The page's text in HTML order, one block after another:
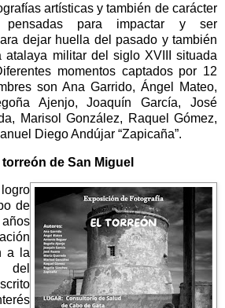
artísticas y también de carácter
pensadas para impactar y ser
dejar huella del pasado y también
atalaya militar del siglo XVIII situada
momentos captados por 12
son Ana Garrido, Ángel Mateo,
Ajenjo, Joaquín García, José
Marisol González, Raquel Gómez,
Diego Andújar “Zapicaña”.
de San Miguel
de
a la
del